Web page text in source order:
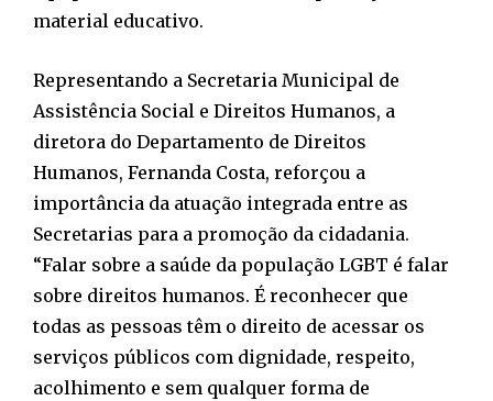
material educativo.
Representando a Secretaria Municipal de
Assistência Social e Direitos Humanos, a
diretora do Departamento de Direitos
Humanos, Fernanda Costa, reforçou a
importância da atuação integrada entre as
Secretarias para a promoção da cidadania.
“Falar sobre a saúde da população LGBT é falar
sobre direitos humanos. É reconhecer que
todas as pessoas têm o direito de acessar os
serviços públicos com dignidade, respeito,
acolhimento e sem qualquer forma de